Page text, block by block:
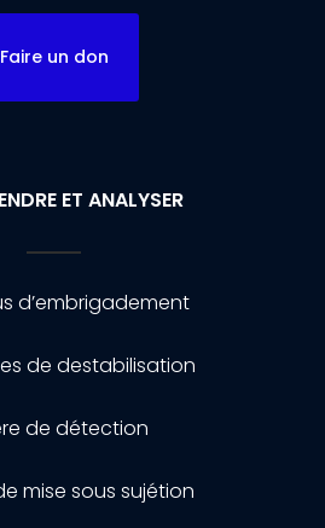
Faire un don
ET ANALYSER
d’embrigadement
de destabilisation
de détection
mise sous sujétion